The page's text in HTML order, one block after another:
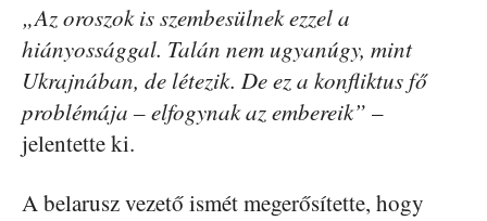
„Az oroszok is szembesülnek ezzel a
hiányossággal. Talán nem ugyanúgy, mint
Ukrajnában, de létezik. De ez a konfliktus fő
problémája – elfogynak az embereik” –
jelentette ki.
A belarusz vezető ismét megerősítette, hogy